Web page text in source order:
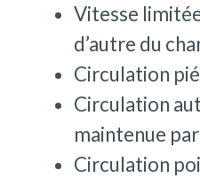
Vitesse
d’autre du
Circulation
Circulation
maintenue
Circulation